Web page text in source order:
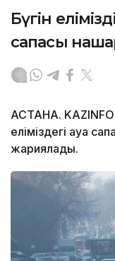
Бүгін
сапасы
АСТАНА.
еліміздегі ауа
жариялады.